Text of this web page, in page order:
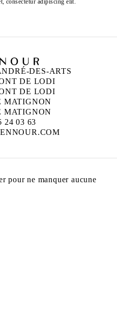
consectetur adipiscing elit.
DES-ARTS
DE LODI
DE LODI
MATIGNON
MATIGNON
24 03 63
pour ne manquer aucune